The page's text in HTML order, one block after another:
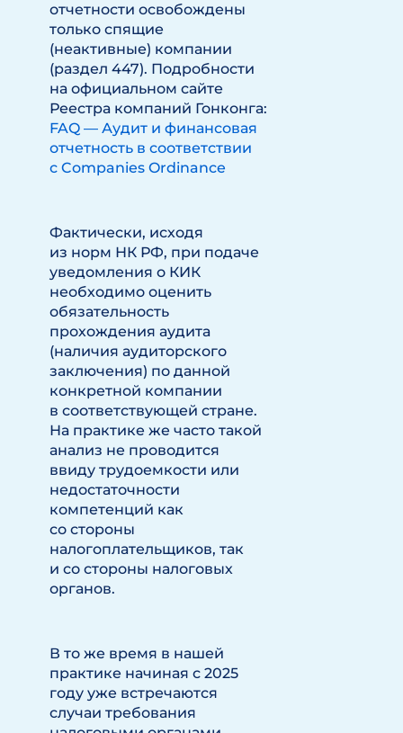
отчетности освобождены
только спящие
(неактивные) компании
(раздел 447). Подробности
на официальном сайте
Реестра компаний Гонконга:
FAQ — Аудит и финансовая
отчетность в соответствии
с Companies Ordinance
Фактически, исходя
из норм НК РФ, при подаче
уведомления о КИК
необходимо оценить
обязательность
прохождения аудита
(наличия аудиторского
заключения) по данной
конкретной компании
в соответствующей стране.
На практике же часто такой
анализ не проводится
ввиду трудоемкости или
недостаточности
компетенций как
со стороны
налогоплательщиков, так
и со стороны налоговых
органов.
В то же время в нашей
практике начиная с 2025
году уже встречаются
случаи требования